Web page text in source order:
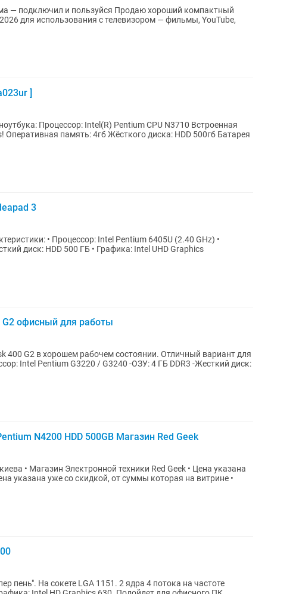
— подключил и пользуйся Продаю хороший компактный
для использования с телевизором — фильмы, YouTube,
]
Оперативная память: 4гб Жёсткого диска: HDD 500гб Батарея
3
диск: HDD 500 ГБ • Графика: Intel UHD Graphics
офисный для работы
400 G2 в хорошем рабочем состоянии. Отличный вариант для
N4200 HDD 500GB Магазин Red Geek
Электронной техники Red Geek • Цена указана
указана уже со скидкой, от суммы которая на витрине •
LGA 1151. 2 ядра 4 потока на частоте